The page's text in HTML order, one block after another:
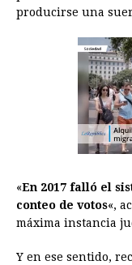
producirse una
«En 2017 falló el
conteo de votos«,
máxima instancia
Y en ese sentido,